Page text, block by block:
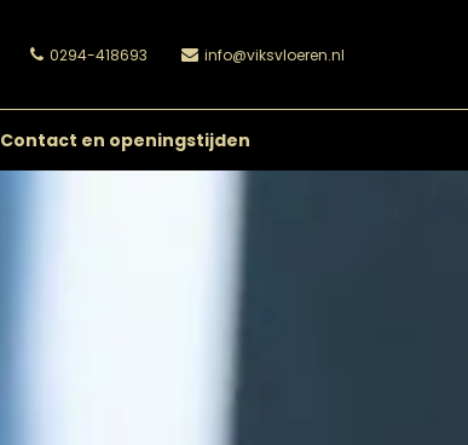
0294-418693 info@viksvloeren.nl
Contact en openingstijden